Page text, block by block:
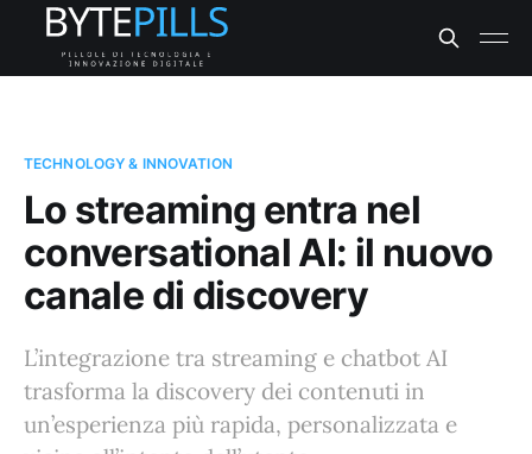
TECHNOLOGY & INNOVATION
Lo streaming entra nel
conversational AI: il nuovo
canale di discovery
L’integrazione tra streaming e chatbot AI
trasforma la discovery dei contenuti in
un’esperienza più rapida, personalizzata e